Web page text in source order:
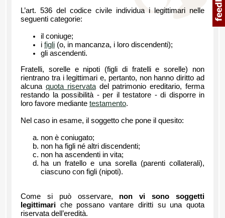
L’art. 536 del codice civile individua i legittimari nelle
seguenti categorie:
il coniuge;
i figli (o, in mancanza, i loro discendenti);
gli ascendenti.
Fratelli, sorelle e nipoti (figli di fratelli e sorelle) non
rientrano tra i legittimari e, pertanto, non hanno diritto ad
alcuna quota riservatadel patrimonio ereditario, ferma
restando la possibilità - per il testatore - di disporre in
loro favore mediante testamento.
Nel caso in esame, il soggetto che pone il quesito:
non è coniugato;
non ha figli né altri discendenti;
non ha ascendenti in vita;
ha un fratello e una sorella (parenti collaterali),
ciascuno con figli (nipoti).
Come si può osservare, non vi sono soggetti
legittimari che possano vantare diritti su una quota
riservata dell’eredità.